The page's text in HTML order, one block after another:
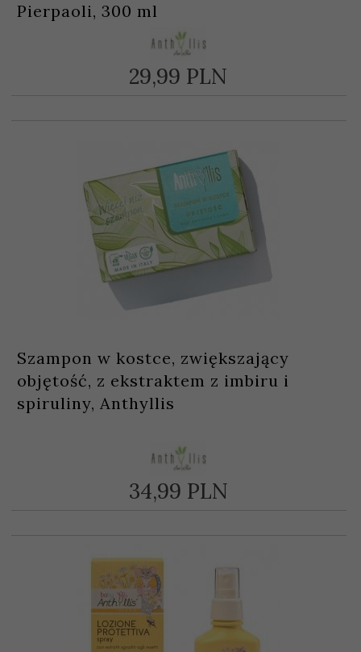
Pierpaoli, 300 ml
29,99 PLN
Szampon w kostce, zwiększający
objętość, z ekstraktem z imbiru i
spiruliny, Anthyllis
34,99 PLN